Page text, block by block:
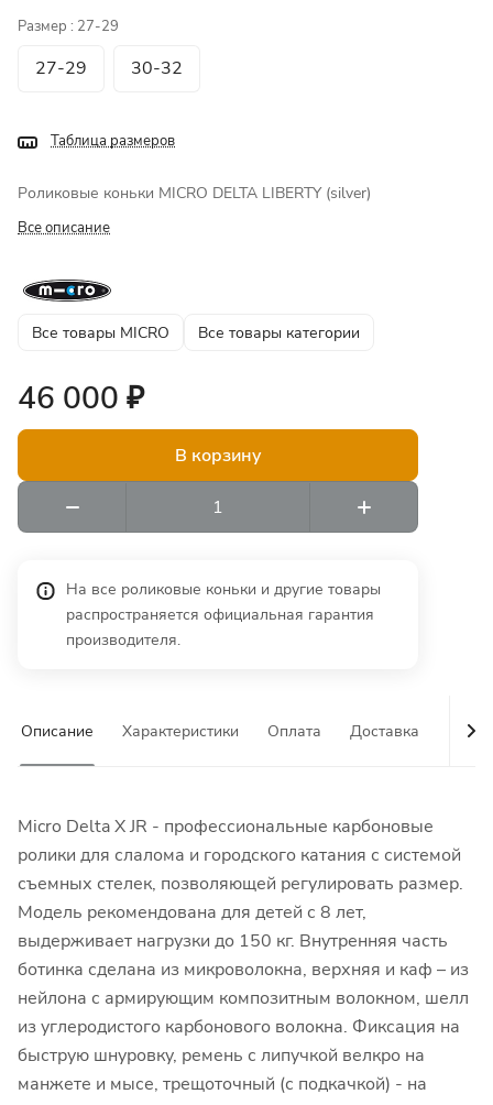
Размер : 27-29
27-29 30-32
Таблица размеров
Роликовые коньки MICRO DELTA LIBERTY (silver)
Все описание
Все товары MICRO Все товары категории
46 000 ₽
В корзину
На все роликовые коньки и другие товары
распространяется официальная гарантия
производителя.
Описание Характеристики Оплата Доставка
Micro Delta X JR - профессиональные карбоновые
ролики для слалома и городского катания с системой
съемных стелек, позволяющей регулировать размер.
Модель рекомендована для детей с 8 лет,
выдерживает нагрузки до 150 кг. Внутренняя часть
ботинка сделана из микроволокна, верхняя и каф – из
нейлона с армирующим композитным волокном, шелл
из углеродистого карбонового волокна. Фиксация на
быструю шнуровку, ремень с липучкой велкро на
манжете и мысе, трещоточный (с подкачкой) - на